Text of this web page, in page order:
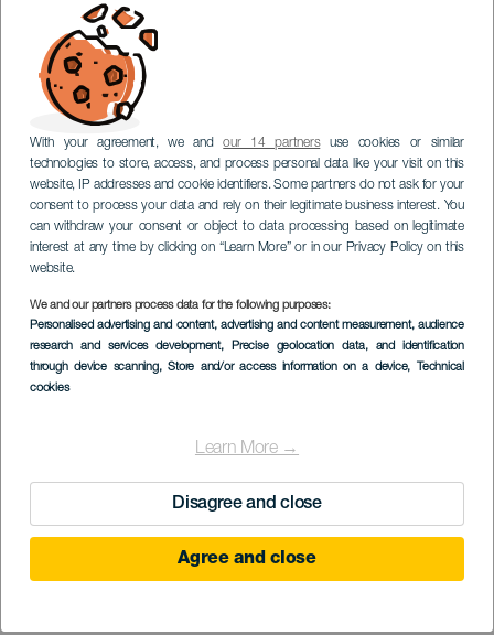
With your agreement, we andour 14 partnersuse cookies or similar
technologies to store, access, and process personal data like your visit on this
website, IP addresses and cookie identifiers. Some partners do not ask for your
consent to process your data and rely on their legitimate business interest. You
can withdraw your consent or object to data processing based on legitimate
interest at any time by clicking on “Learn More” or in our Privacy Policy on this
website.
We and our partners process data for the following purposes:
Personalised advertising and content, advertising and content measurement, audience
research and services development, Precise geolocation data, and identification
through device scanning, Store and/or access information on a device, Technical
cookies
Learn More →
Disagree and close
Agree and close